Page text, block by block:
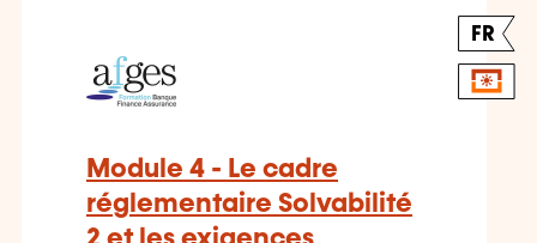
FR
Module 4 - Le cadre
réglementaire Solvabilité